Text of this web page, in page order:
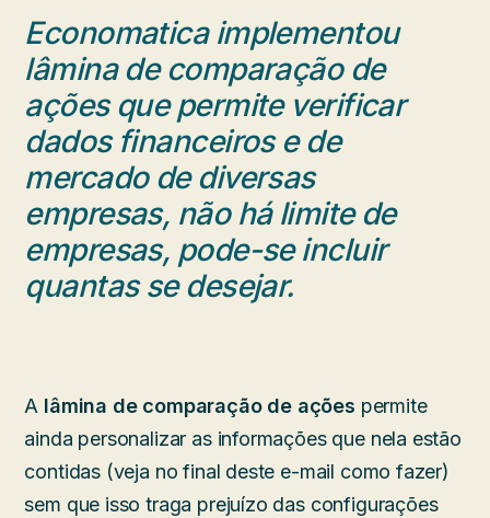
Economatica implementou
lâmina de comparação de
ações que permite verificar
dados financeiros e de
mercado de diversas
empresas, não há limite de
empresas, pode-se incluir
quantas se desejar.
A lâmina de comparação de ações permite
ainda personalizar as informações que nela estão
contidas (veja no final deste e-mail como fazer)
sem que isso traga prejuízo das configurações